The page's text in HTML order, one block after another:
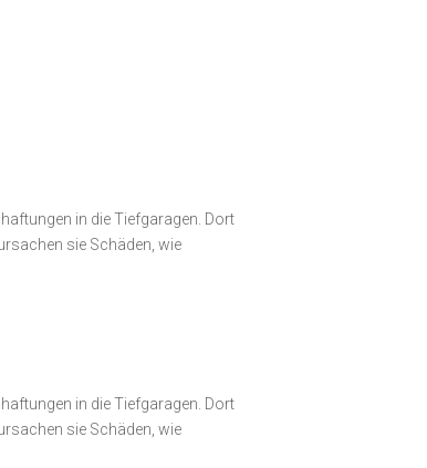
in die Tiefgaragen. Dort
sie Schäden, wie
in die Tiefgaragen. Dort
sie Schäden, wie